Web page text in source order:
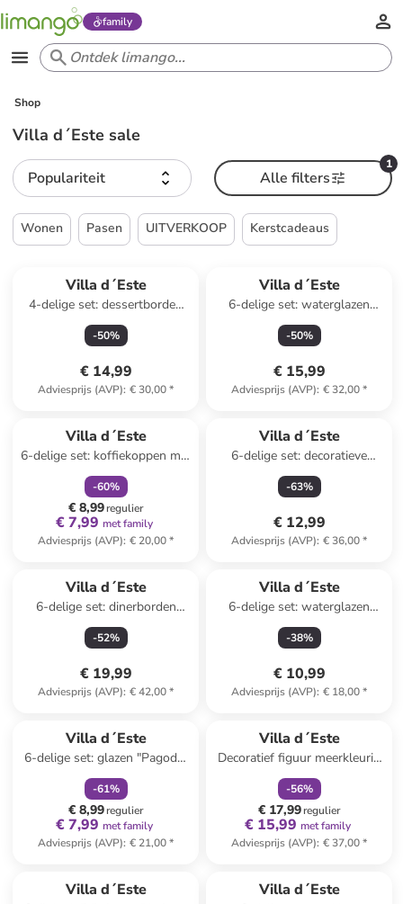
family
Shop
Villa d´Este sale
Populariteit
1
Alle filters
Wonen Pasen UITVERKOOP Kerstcadeaus
Villa d´Este
4-delige set: dessertborden
''More Amore'' meerkleurig -
Ø 19,5 cm
-50%
€ 14,99
Adviesprijs (AVP): € 30,00*
Villa d´Este
6-delige set: waterglazen
"Unico" turquoise - 325 ml
-50%
€ 15,99
Adviesprijs (AVP): € 32,00*
Villa d´Este
6-delige set: koffiekoppen met
schotels "Rametto"
wit/groen/rood - 100 ml
-60%
€ 8,99regulier
€ 7,99 met family
Adviesprijs (AVP): € 20,00*
Villa d´Este
6-delige set: decoratieve
hangers groen/rood
-63%
€ 12,99
Adviesprijs (AVP): € 36,00*
Villa d´Este
6-delige set: dinerborden
"Baita" wit/lichtblauw - Ø 27
cm
-52%
€ 19,99
Adviesprijs (AVP): € 42,00*
Villa d´Este
6-delige set: waterglazen
"Castle" - 250 ml
-38%
€ 10,99
Adviesprijs (AVP): € 18,00*
Villa d´Este
6-delige set: glazen "Pagoda"
- 370 ml
-61%
€ 8,99regulier
€ 7,99 met family
Adviesprijs (AVP): € 21,00*
Villa d´Este
Decoratief figuur meerkleurig
- (H)30 cm
-56%
€ 17,99regulier
€ 15,99 met family
Adviesprijs (AVP): € 37,00*
Villa d´Este Villa d´Este